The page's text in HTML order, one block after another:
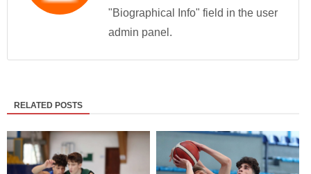
"Biographical Info" field in the user
admin panel.
RELATED POSTS